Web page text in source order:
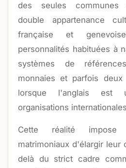
des seules communes
double appartenance
française et
personnalités habituées à
systèmes de
monnaies et parfois
lorsque l'anglais est
organisations
Cette réalité impose
matrimoniaux d'élargir leur
delà du strict cadre